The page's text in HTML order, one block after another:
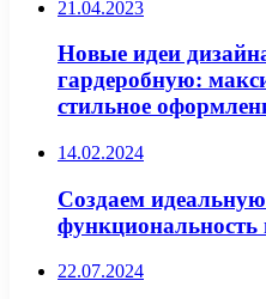
21.04.2023
Новые идеи
гардеробную:
стильное
14.02.2024
Создаем
функциональность
22.07.2024